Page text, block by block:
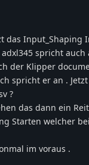
das Input_Shaping
spricht auch
der Klipper
spricht er an .
?
das dann ein
Starten welcher
im voraus .